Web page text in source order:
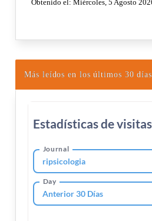
Más leídos en los últimos 30 días